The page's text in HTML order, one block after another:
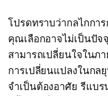
โปรดทราบว่ากลไกกา
คุณเลือกอาจไม่เป็นปั
สามารถเปลี่ยนใจในภ
การเปลี่ยนแปลงในกล
จำเป็นต้องอาศัย รีแบร